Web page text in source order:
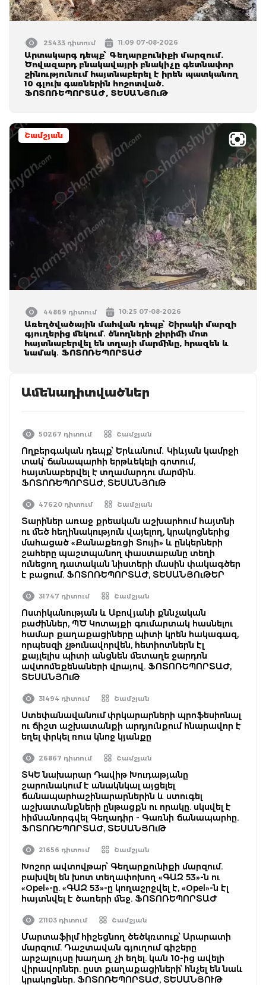
25433 դիտում 11:09 07-08-2026
Արտակարգ դեպք՝ Գեղարքունիքի մարզում.
Ծովազարդ բնակավայրի բնակիչը գետնափոր
շինությունում հայտնաբերել է իրեն պատկանող
10 գլուխ գառներին հոշոտված.
ՖՈՏՈՌԵՊՈՐՏԱԺ, ՏԵՍԱՆՅՈւԹ
Շամշյան
44869 դիտում 10:25 07-08-2026
Առեղծվածային մահվան դեպք՝ Շիրակի մարզի
գյուղերից մեկում․ ծնողների շիրիմի մոտ
հայտնաբերվել են տղայի մարմինը, հրազեն և
նամակ․ ՖՈՏՈՌԵՊՈՐՏԱԺ
Ամենադիտվածներ
50267 դիտում Շամշյան
Ողբերգական դեպք՝ Երևանում․ Կիևյան կամրջի
տակ՝ ճանապարհի երթևեկելի գոտում,
հայտնաբերվել է տղամարդու մարմին.
ՖՈՏՈՌԵՊՈՐՏԱԺ, ՏԵՍԱՆՅՈւԹ
47620 դիտում Շամշյան
Տարիներ առաջ քրեական աշխարհում հայտնի
ու մեծ հեղինակություն վայելող, կրակոցներից
մահացած «Քանաքեռցի Տույի» և ընկերների
շահերը պաշտպանող փաստաբանը տեղի
ունեցող դատական նիստերի մասին փակագծեր
է բացում. ՖՈՏՈՌԵՊՈՐՏԱԺ, ՏԵՍԱՆՅՈւԹԵՐ
31747 դիտում Շամշյան
Ոստիկանության և Աբովյանի քննչական
բաժիններ, ՊԾ Կոտայքի գումարտակ հասնելու
համար քաղաքացիները պիտի կրեն հակագազ,
որպեսզի չթունավորվեն, հետիոտներն էլ
քայլելիս պիտի անցնեն մետաղե ջարդոն
ավտոմեքենաների վրայով. ՖՈՏՈՌԵՊՈՐՏԱԺ,
ՏԵՍԱՆՅՈւԹ
31494 դիտում Շամշյան
Ստեփանավանում փրկարարների պրոֆեսիոնալ
ու ճիշտ աշխատանքի արդյունքում հնարավոր է
եղել փրկել ռուս կնոջ կյանքը
26867 դիտում Շամշյան
ՏԿԵ նախարար Դավիթ Խուդաթյանը
շարունակում է անակնկալ այցելել
ճանապարհաշինարարներին և ստուգել
աշխատանքների ընթացքն ու որակը. սկսվել է
հիմնանորգվել Գեղադիր - Գառնի ճանապարհը.
ՖՈՏՈՌԵՊՈՐՏԱԺ, ՏԵՍԱՆՅՈւԹ
21656 դիտում Շամշյան
Խոշոր ավտովթար՝ Գեղարքունիքի մարզում.
բախվել են խոտ տեղափոխող «ԳԱԶ 53»-ն ու
«Opel»-ը. «ԳԱԶ 53»-ը կողաշրջվել է, «Opel»-ն էլ
հայտնվել է ծառերի մեջ. ՖՈՏՈՌԵՊՈՐՏԱԺ
21103 դիտում Շամշյան
Մարտաֆիլմ հիշեցնող ծեծկռտուք՝ Արարատի
մարզում. Դաշտավան գյուղում գիշերը
արշալույսը խաղաղ չի եղել. կան 10-ից ավելի
վիրավորներ. ըստ քաղաքացիների՝ հնչել են նաև
կրակոցներ. ՖՈՏՈՌԵՊՈՐՏԱԺ, ՏԵՍԱՆՅՈՒԹ